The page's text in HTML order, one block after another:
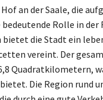
an der Saale, die
Rolle in
die Stadt ein
vereint. Der
Quadratkilometern,
Die Region rund